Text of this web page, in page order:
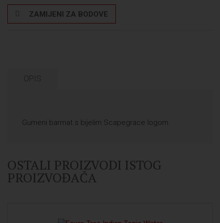
ZAMIJENI ZA BODOVE
OPIS
Gumeni barmat s bijelim Scapegrace logom.
OSTALI PROIZVODI ISTOG
PROIZVOĐAČA